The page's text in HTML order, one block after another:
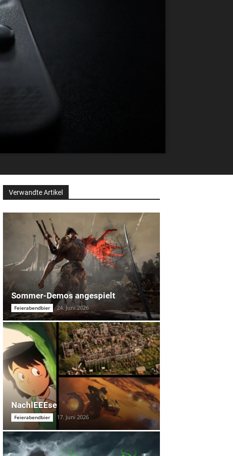
Verwandte Artikel
Sommer-Demos angespielt
Feierabendbier 24. Juni 2026
NachlEEEse
Feierabendbier 17. Juni 2026